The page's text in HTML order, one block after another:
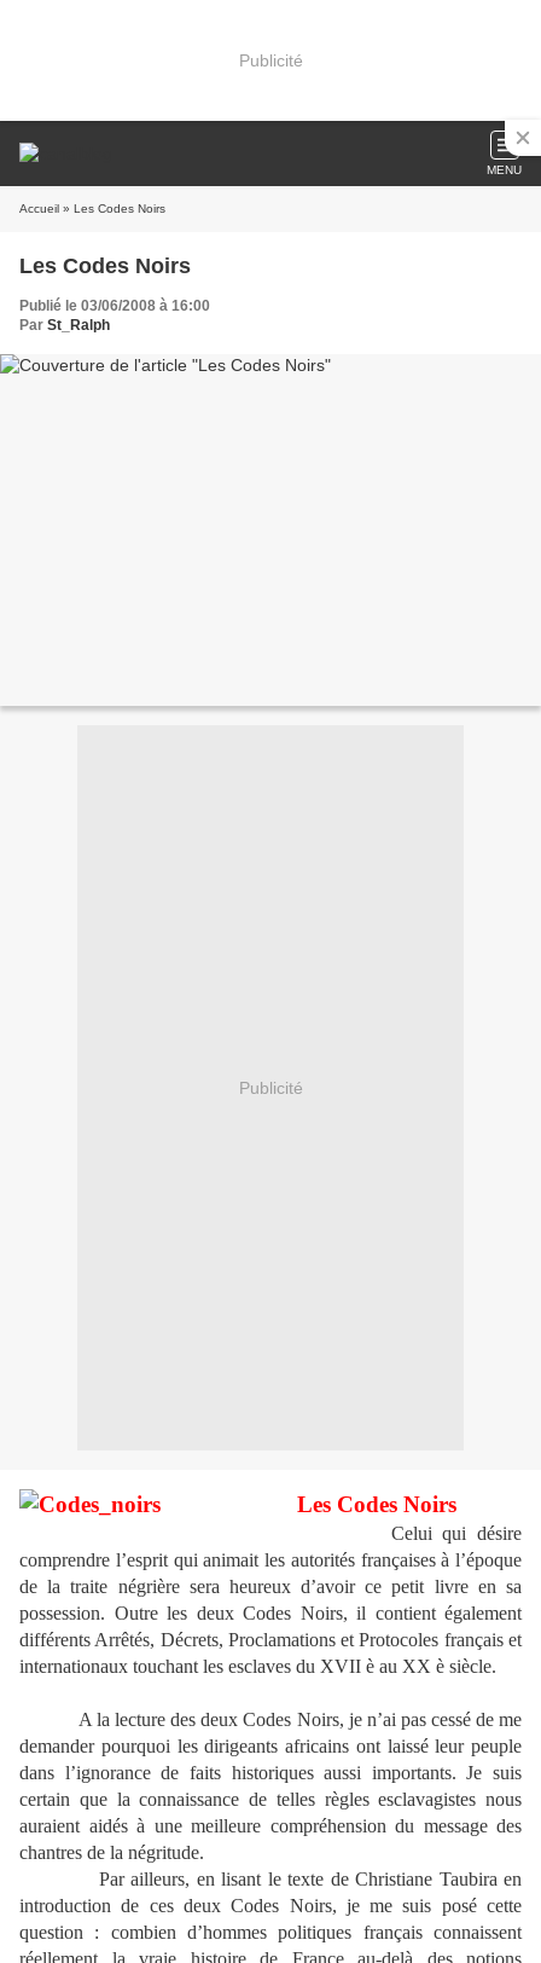
Publicité
MENU
Accueil » Les Codes Noirs
Les Codes Noirs
Publié le 03/06/2008 à 16:00
Par St_Ralph
Publicité
Les Codes Noirs
Celui qui désire
comprendre l’esprit qui animait les autorités françaises à l’époque
de la traite négrière sera heureux d’avoir ce petit livre en sa
possession. Outre les deux Codes Noirs, il contient également
différents Arrêtés, Décrets, Proclamations et Protocoles français et
internationaux touchant les esclaves du XVII è au XX è siècle.
A la lecture des deux Codes Noirs, je n’ai pas cessé de me
demander pourquoi les dirigeants africains ont laissé leur peuple
dans l’ignorance de faits historiques aussi importants. Je suis
certain que la connaissance de telles règles esclavagistes nous
auraient aidés à une meilleure compréhension du message des
chantres de la négritude.
Par ailleurs, en lisant le texte de Christiane Taubira en
introduction de ces deux Codes Noirs, je me suis posé cette
question : combien d’hommes politiques français connaissent